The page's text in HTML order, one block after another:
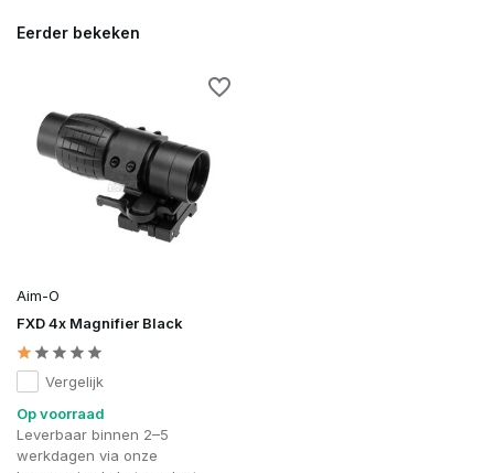
Eerder bekeken
Aim-O
FXD 4x Magnifier Black
Vergelijk
Op voorraad
Leverbaar binnen 2–5
werkdagen via onze